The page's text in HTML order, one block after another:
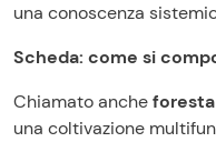
una conoscenza
Scheda: come si
Chiamato anche
una coltivazione